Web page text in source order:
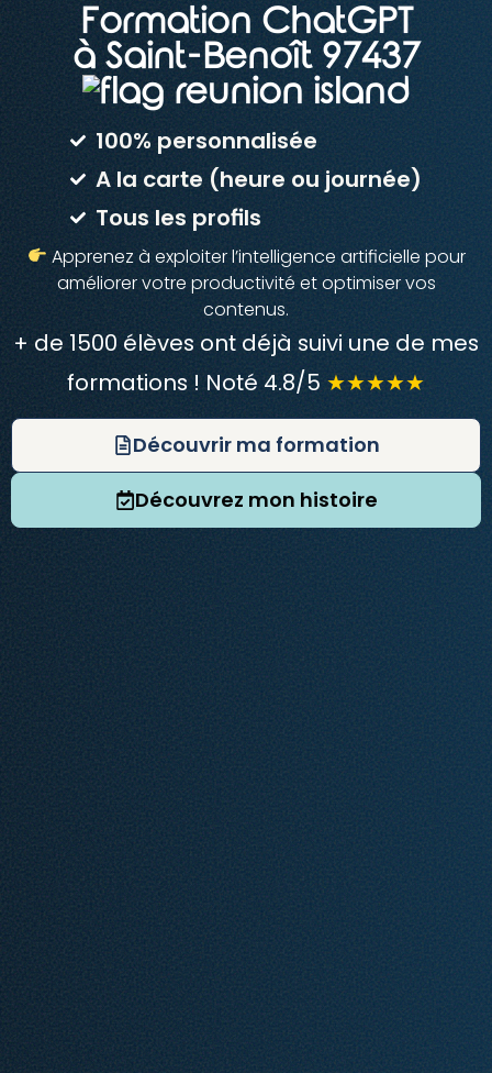
Formation ChatGPT
à Saint-Benoît 97437
100% personnalisée
A la carte (heure ou journée)
Tous les profils
Apprenez à exploiter l’intelligence artificielle pour
améliorer votre productivité et optimiser vos
contenus.
+ de 1500 élèves ont déjà suivi une de mes
formations ! Noté 4.8/5 ★★★★★
Découvrir ma formation
Découvrez mon histoire